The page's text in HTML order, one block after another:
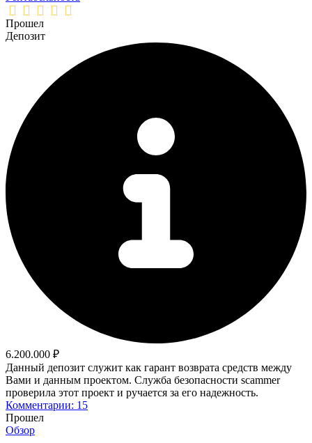
Прошел
Депозит
6.200.000 ₽
Данный депозит служит как гарант возврата средств между
Вами и данным проектом. Служба безопасности scammer
проверила этот проект и ручается за его надежность.
Комментарии: 15
Прошел
Обзор